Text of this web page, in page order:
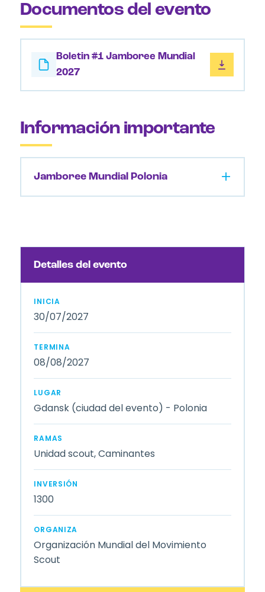
Documentos del evento
Boletin #1 Jamboree Mundial
2027
Información importante
Jamboree Mundial Polonia
Detalles del evento
INICIA
30/07/2027
TERMINA
08/08/2027
LUGAR
Gdansk (ciudad del evento) - Polonia
RAMAS
Unidad scout, Caminantes
INVERSIÓN
1300
ORGANIZA
Organización Mundial del Movimiento
Scout